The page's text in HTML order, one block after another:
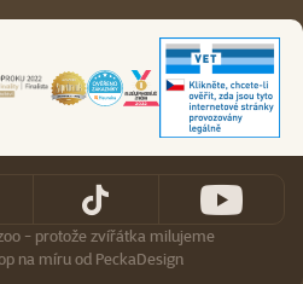
- protože zvířátka milujeme
na míruod PeckaDesign